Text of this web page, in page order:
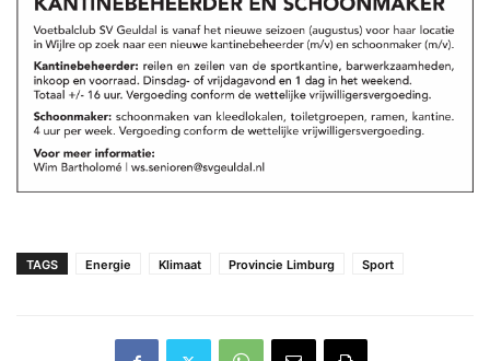
TAGS Energie Klimaat Provincie Limburg Sport